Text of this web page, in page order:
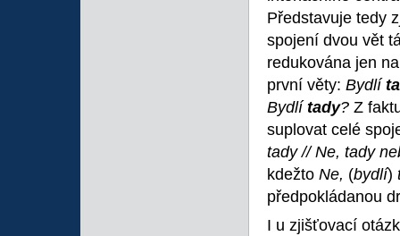
Představuje tedy
spojení dvou vět
redukována jen
první věty: Bydlí
Bydlí tady? Z
suplovat celé
tady //Ne, tady
kdežto Ne, (bydlí)
předpokládanou
I u zjišťovací